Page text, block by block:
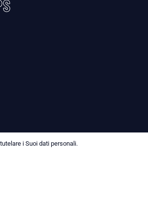
i Suoi dati personali.